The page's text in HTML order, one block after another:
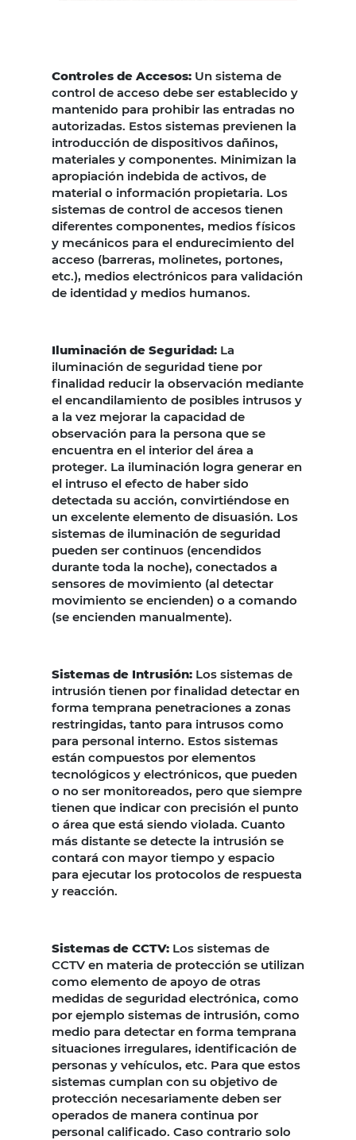
Controles de Accesos: Un sistema de
control de acceso debe ser establecido y
mantenido para prohibir las entradas no
autorizadas. Estos sistemas previenen la
introducción de dispositivos dañinos,
materiales y componentes. Minimizan la
apropiación indebida de activos, de
material o información propietaria. Los
sistemas de control de accesos tienen
diferentes componentes, medios físicos
y mecánicos para el endurecimiento del
acceso (barreras, molinetes, portones,
etc.), medios electrónicos para validación
de identidad y medios humanos.
Iluminación de Seguridad: La
iluminación de seguridad tiene por
finalidad reducir la observación mediante
el encandilamiento de posibles intrusos y
a la vez mejorar la capacidad de
observación para la persona que se
encuentra en el interior del área a
proteger. La iluminación logra generar en
el intruso el efecto de haber sido
detectada su acción, convirtiéndose en
un excelente elemento de disuasión. Los
sistemas de iluminación de seguridad
pueden ser continuos (encendidos
durante toda la noche), conectados a
sensores de movimiento (al detectar
movimiento se encienden) o a comando
(se encienden manualmente).
Sistemas de Intrusión: Los sistemas de
intrusión tienen por finalidad detectar en
forma temprana penetraciones a zonas
restringidas, tanto para intrusos como
para personal interno. Estos sistemas
están compuestos por elementos
tecnológicos y electrónicos, que pueden
o no ser monitoreados, pero que siempre
tienen que indicar con precisión el punto
o área que está siendo violada. Cuanto
más distante se detecte la intrusión se
contará con mayor tiempo y espacio
para ejecutar los protocolos de respuesta
y reacción.
Sistemas de CCTV: Los sistemas de
CCTV en materia de protección se utilizan
como elemento de apoyo de otras
medidas de seguridad electrónica, como
por ejemplo sistemas de intrusión, como
medio para detectar en forma temprana
situaciones irregulares, identificación de
personas y vehículos, etc. Para que estos
sistemas cumplan con su objetivo de
protección necesariamente deben ser
operados de manera continua por
personal calificado. Caso contrario solo